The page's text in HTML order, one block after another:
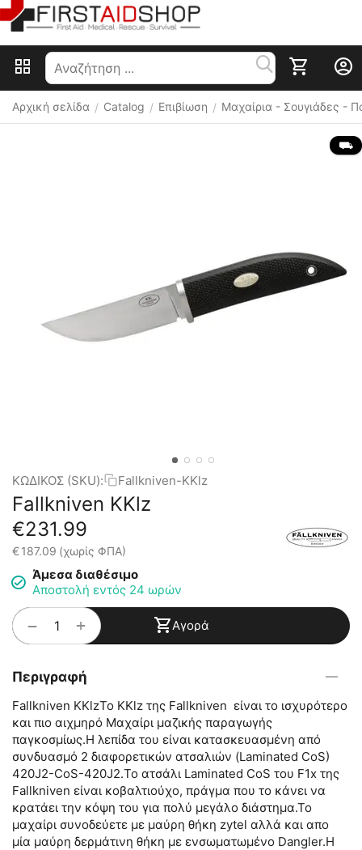
Αρχική σελίδα / Catalog / Επιβίωση / Μαχαίρια - Σουγιάδες -
⛟
ΚΩΔΙΚΟΣ (SKU): Fallkniven-KKlz
Fallkniven KKlz
€231.99
€187.09 (χωρίς ΦΠΑ)
Άμεσα διαθέσιμο
Αποστολή εντός 24 ωρών
+
− Αγορά
Περιγραφή
Fallkniven KKlzΤο KKlz της Fallkniven είναι το ισχυρότερο
και πιο αιχμηρό Μαχαίρι μαζικής παραγωγής
παγκοσμίως.Η λεπίδα του είναι κατασκευασμένη από
συνδυασμό 2 διαφορετικών ατσαλιών (Laminated CoS)
420J2-CoS-420J2.Το ατσάλι Laminated CoS του F1x της
Fallkniven είναι κοβαλτιούχο, πράγμα που το κάνει να
κρατάει την κόψη του για πολύ μεγάλο διάστημα.Το
μαχαίρι συνοδεύετε με μαύρη θήκη zytel αλλά και απο
μία μαύρη δερμάτινη θήκη με ενσωματωμένο Dangler.Η